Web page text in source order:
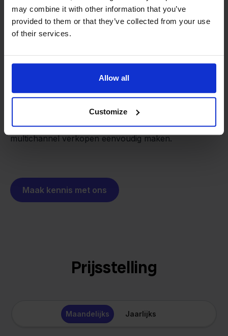
may combine it with other information that you’ve
provided to them or that they’ve collected from your use
of their services.
Allow all
Customize
We groeien gecontroleerd, zonder
investeerders of externe druk.
softwarebouwer
oplossing voor ons eigen bedrijf, is inmiddels
uitgegroeid tot een platform voor online verkopers in
heel Europa. De missie is hetzelfde gebleven:
multichannel verkopen eenvoudig maken.
Maak kennis met ons
Prijsstelling
Maandelijks Jaarlijks